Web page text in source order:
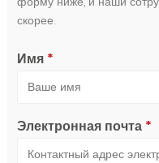
скорее.
Имя *
Электронная почта *